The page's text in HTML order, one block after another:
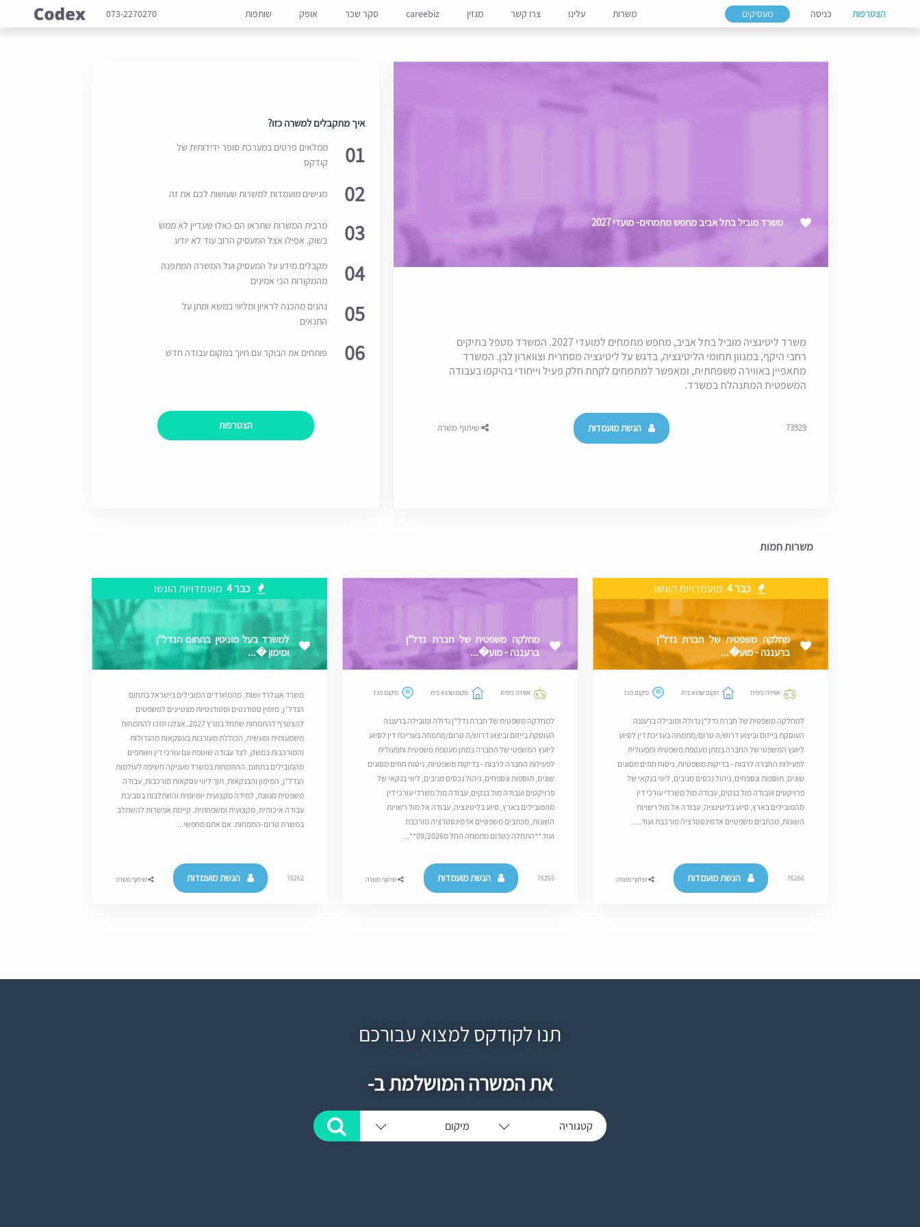
הצטרפות כניסה מעסיקים משרות עלינו צרו קשר מגזין careebiz סקר שכר אופק שותפות 073-2270270
משרד מוביל בתל אביב מחפש מתמחים- מועדי 2027
משרד ליטיגציה מוביל בתל אביב, מחפש מתמחים למועדי 2027. המשרד מטפל בתיקים
רחבי היקף, במגוון תחומי הליטיגציה, בדגש על ליטיגציה מסחרית וצווארון לבן. המשרד
מתאפיין באווירה משפחתית, ומאפשר למתמחים לקחת חלק פעיל וייחודי בהיקפו בעבודה
המשפטית המתנהלת במשרד.
73929 הגשת מועמדות שיתוף משרה
איך מתקבלים למשרה כזו?
01
ממלאים פרטים במערכת סופר ידידותית של
קודקס
02 מגישים מועמדות למשרות שעושות לכם את זה
03
מרבית המשרות שתראו הם כאלו שעדיין לא ממש
בשוק. אפילו אצל המעסיק הרוב עוד לא יודע
04
מקבלים מידע על המעסיק ועל המשרה המתפנה
מהמקורות הכי אמינים
05
נהנים מהכנה לראיון ומליווי במשא ומתן על
התנאים
06 פותחים את הבוקר עם חיוך במקום עבודה חדש
הצטרפות
משרות חמות
כבר 4 מועמדויות הוגשו
מחלקה משפטית של חברת נדל"ן
ברעננה - מוע�...
אווירה כיפית מקום שהוא בית מיקום פגז
למחלקה משפטית של חברת נדל"ן גדולה ומובילה ברעננה
העוסקת בייזום וביצוע דרוש/ה טרום/מתמחה בעריכת דין לסיוע
ליועץ המשפטי של החברה במתן מעטפת משפטית ותפעולית
לפעילות החברה לרבות - בדיקות משפטיות, ניסוח חוזים מסוגים
שונים, תוספות ונספחים, ניהול נכסים מניבים, ליווי בנקאי של
פרויקטים ועבודה מול בנקים, עבודה מול משרדי עורכי דין
מהמובילים בארץ, סיוע בליטיגציה, עבודה אל מול רשויות
השונות, מכתבים משפטיים אדמינסטרציה מורכבת ועוד....
76266 הגשת מועמדות שיתוף משרה
מחלקה משפטית של חברת נדל"ן
ברעננה - מוע�...
אווירה כיפית מקום שהוא בית מיקום פגז
למחלקה משפטית של חברת נדל"ן גדולה ומובילה ברעננה
העוסקת בייזום וביצוע דרוש/ה טרום/מתמחה בעריכת דין לסיוע
ליועץ המשפטי של החברה במתן מעטפת משפטית ותפעולית
לפעילות החברה לרבות - בדיקות משפטיות, ניסוח חוזים מסוגים
שונים, תוספות ונספחים, ניהול נכסים מניבים, ליווי בנקאי של
פרויקטים ועבודה מול בנקים, עבודה מול משרדי עורכי דין
מהמובילים בארץ, סיוע בליטיגציה, עבודה אל מול רשויות
השונות, מכתבים משפטיים אדמינסטרציה מורכבת
ועוד.**התחלה כטרום מתמחה החל מ09/2026**...
76265 הגשת מועמדות שיתוף משרה
כבר 4 מועמדויות הוגשו
למשרד בעל מוניטין בתחום הנדל"ן
ומימון �...
משרד אנגלרד ושות’, מהמשרדים המובילים בישראל בתחום
הנדל”ן, מזמין סטודנטים וסטודנטיות מצטיינים למשפטים
להצטרף להתמחות שתחל במרץ 2027. אצלנו תזכו להתמחות
משמעותית ומעשית, הכוללת מעורבות בעסקאות מהגדולות
והמורכבות במשק, לצד עבודה שוטפת עם עורכי דין ושותפים
מהמובילים בתחום. ההתמחות במשרד מעניקה חשיפה לעולמות
הנדל”ן, המימון והבנקאות, תוך ליווי עסקאות מורכבות, עבודה
משפטית מגוונת, למידה מקצועית יומיומית והשתלבות בסביבת
עבודה איכותית, מקצועית ומשפחתית. קיימת אפשרות להשתלב
במשרת טרום-התמחות. אם אתם מחפשי...
76262 הגשת מועמדות שיתוף משרה
תנו לקודקס למצוא עבורכם
את המשרה המושלמת ב-
קטגוריה מיקום